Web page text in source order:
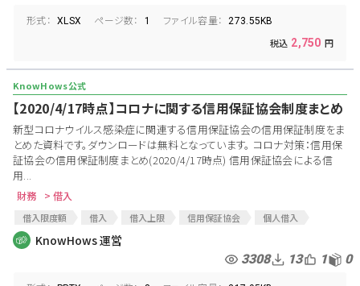
形式： XLSX ページ数： 1 ファイル容量： 273.55KB
2,750
【2020/4/17時点】コロナに関する信用保証協会制度まとめ
新型コロナウイルス感染症に関連する信用保証協会の信用保証制度をま
とめた資料です。ダウンロードは無料となっています。 コロナ対策：信用保
証協会の信用保証制度まとめ(2020/4/17時点) 信用保証協会による信
用...
財務 > 借入
借入限度額 借入 借入上限 信用保証協会
個人借入
新型コロナウイルス
コロナウイルス
信用保証制度
セーフティーネット
KnowHows 運営
3308 13 1 0